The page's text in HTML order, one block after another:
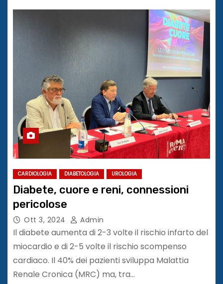
CARDIOLOGIA DIABETOLOGIA UROLOGIA
Diabete, cuore e reni, connessioni
pericolose
Ott 3, 2024 Admin
Il diabete aumenta di 2-3 volte il rischio infarto del
miocardio e di 2-5 volte il rischio scompenso
cardiaco. Il 40% dei pazienti sviluppa Malattia
Renale Cronica (MRC) ma, tra…